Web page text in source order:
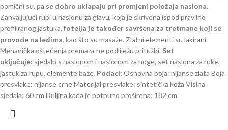
pomični su, pa se dobro uklapaju pri promjeni položaja naslona.
Zahvaljujući rupi u naslonu za glavu, koja je skrivena ispod pravilno
profiliranog jastuka, fotelja je također savršena za tretmane koji se
provode na leđima, kao što su masaže. Zlatni elementi su lakirani.
Mehanička oštećenja premaza ne podliježu pritužbi. Set
uključuje: sjedalo s naslonom i naslonom za noge, set naslona za ruke,
jastuk za rupu, elemente baze. Podaci: Osnovna boja: nijanse zlata Boja
presvlake: nijanse crne Materijal presvlake: sintetička koža Visina
sjedala: 60 cm Duljina kada je potpuno proširena: 182 cm